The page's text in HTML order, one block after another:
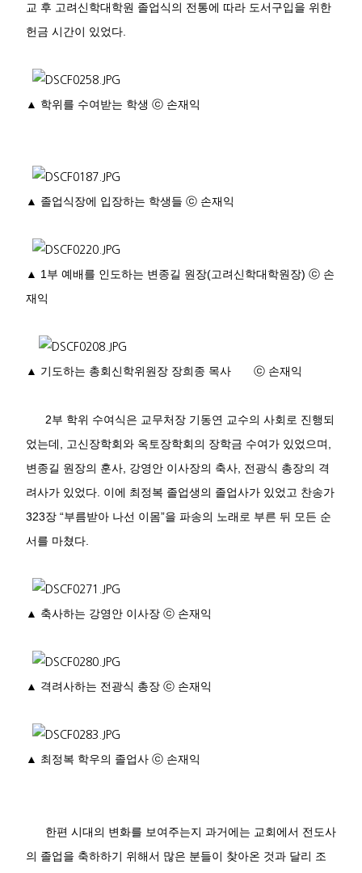
교 후 고려신학대학원 졸업식의 전통에 따라 도서구입을 위한
헌금 시간이 있었다
▲ 학위를 수여받는 학생 ⓒ 손재익
▲ 졸업식장에 입장하는 학생들 ⓒ 손재익
▲ 1부 예배를 인도하는 변종길 원장(고려신학대학원장) ⓒ 손
재익
▲ 기도하는 총회신학위원장 장희종 목사 ⓒ 손재익
2부 학위 수여식은 교무처장 기동연 교수의 사회로 진행되
었는데
고신장학회와 옥토장학회의 장학금 수여가 있었으며
변종길 원장의 훈사 강영안 이사장의 축사 전광식 총장의 격
려사가 있었다 이에 최정복 졸업생의 졸업사가 있었고 찬송가
323장 “부름받아 나선 이몸”을 파송의 노래로 부른 뒤 모든 순
서를 마쳤다
▲ 축사하는 강영안 이사장 ⓒ 손재익
▲ 격려사하는 전광식 총장 ⓒ 손재익
▲ 최정복 학우의 졸업사 ⓒ 손재익
한편 시대의 변화를 보여주는지 과거에는 교회에서 전도사
의 졸업을 축하하기 위해서 많은 분들이 찾아온 것과 달리 조